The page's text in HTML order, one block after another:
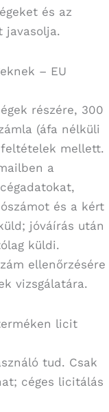
és az
javasolja.
– EU
részére, 300
(áfa nélküli
mellett.
a
és a kért
jóváírás után
küldi.
ellenőrzésére
vizsgálatára.
licit
tud. Csak
céges licitálás